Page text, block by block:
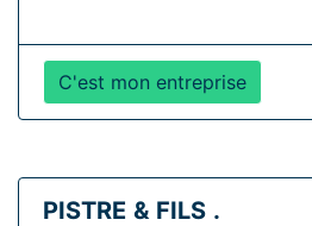
C'est mon entreprise
PISTRE & FILS .